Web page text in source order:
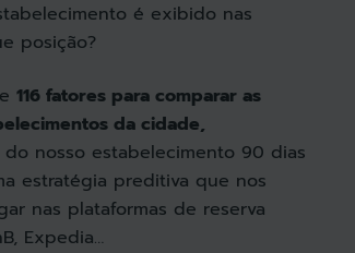
é exibido nas
posição?
116 fatores para comparar as
da cidade,
nosso estabelecimento 90 dias
estratégia preditiva que nos
nas plataformas de reserva
Expedia…